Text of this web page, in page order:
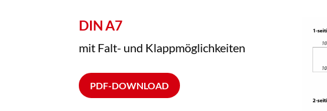
DIN A7
mit Falt- und Klappmöglichkeiten
PDF-DOWNLOAD